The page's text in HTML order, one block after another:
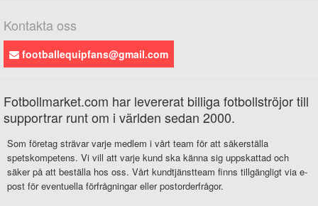
Kontakta oss
footballequipfans@gmail.com
Fotbollmarket.com har levererat billiga fotbollströjor till
supportrar runt om i världen sedan 2000.
Som företag strävar varje medlem i vårt team för att säkerställa
spetskompetens. Vi vill att varje kund ska känna sig uppskattad och
säker på att beställa hos oss. Vårt kundtjänstteam finns tillgängligt via e-
post för eventuella förfrågningar eller postorderfrågor.